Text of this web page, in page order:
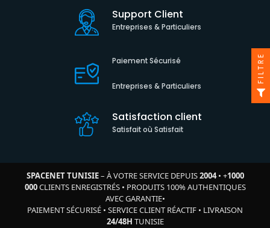
Support Client
Entreprises & Particuliers
Paiement Sécurisé
Entreprises & Particuliers
Satisfaction client
Satisfait où Satisfait
SPACENET TUNISIE– À VOTRE SERVICE DEPUIS2004• +1000
000CLIENTS ENREGISTRÉS• PRODUITS 100% AUTHENTIQUES
AVEC GARANTIE•
PAIEMENT SÉCURISÉ • SERVICE CLIENT RÉACTIF • LIVRAISON
24/48H TUNISIE
FILTRE